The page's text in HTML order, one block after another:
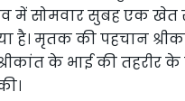
में सोमवार सुबह एक
मृतक की पहचान
के भाई की तहरीर